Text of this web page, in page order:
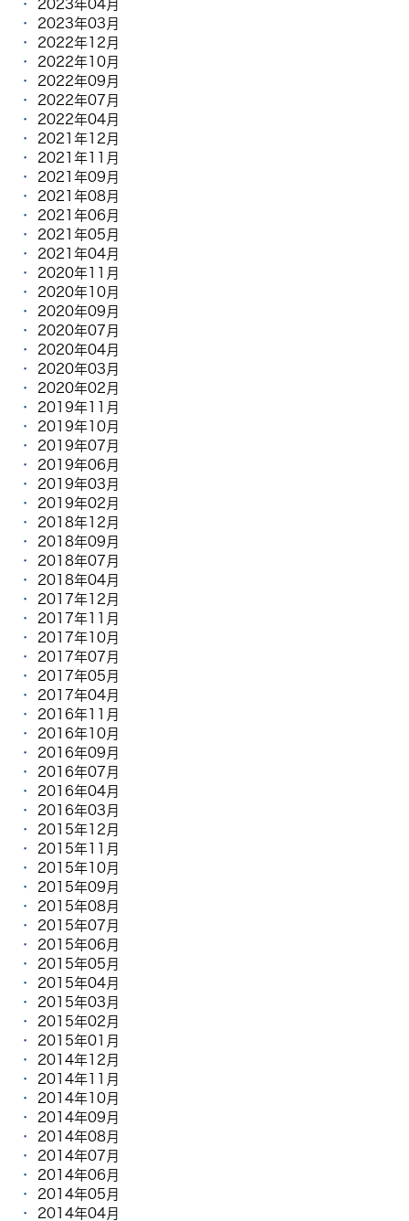
2023年04月
2023年03月
2022年12月
2022年10月
2022年09月
2022年07月
2022年04月
2021年12月
2021年11月
2021年09月
2021年08月
2021年06月
2021年05月
2021年04月
2020年11月
2020年10月
2020年09月
2020年07月
2020年04月
2020年03月
2020年02月
2019年11月
2019年10月
2019年07月
2019年06月
2019年03月
2019年02月
2018年12月
2018年09月
2018年07月
2018年04月
2017年12月
2017年11月
2017年10月
2017年07月
2017年05月
2017年04月
2016年11月
2016年10月
2016年09月
2016年07月
2016年04月
2016年03月
2015年12月
2015年11月
2015年10月
2015年09月
2015年08月
2015年07月
2015年06月
2015年05月
2015年04月
2015年03月
2015年02月
2015年01月
2014年12月
2014年11月
2014年10月
2014年09月
2014年08月
2014年07月
2014年06月
2014年05月
2014年04月